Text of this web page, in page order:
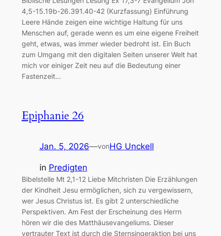
4,5-15.19b-26.391.40-42 (Kurzfassung) Einführung
Leere Hände zeigen eine wichtige Haltung für uns
Menschen auf, gerade wenn es um eine eigene Freiheit
geht, etwas, was immer wieder bedroht ist. Ein Buch
zum Umgang mit den digitalen Seiten unserer Welt hat
mich vor einiger Zeit neu auf die Bedeutung einer
Fastenzeit…
Epiphanie 26
Jan. 5, 2026—vonHG Unckell
in Predigten
Bibelstelle Mt 2,1-12 Liebe Mitchristen Die Erzählungen
der Kindheit Jesu ermöglichen, sich zu vergewissern,
wer Jesus Christus ist. Es gibt 2 unterschiedliche
Perspektiven. Am Fest der Erscheinung des Herrn
hören wir die des Matthäusevangeliums. Dieser
vertrauter Text ist durch die Sternsingeraktion bei uns